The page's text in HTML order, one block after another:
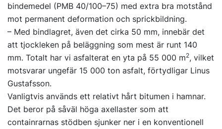
bindemedel (PMB 40/100–75) med extra bra motstånd
mot permanent deformation och sprickbildning.
– Med bindlagret, även det cirka 50 mm, innebär det
att tjockleken på beläggning som mest är runt 140
mm. Totalt har vi asfalterat en yta på 55 000 m2, vilket
motsvarar ungefär 15 000 ton asfalt, förtydligar Linus
Gustafsson.
Vanligtvis används ett relativt hårt bitumen i hamnar.
Det beror på såväl höga axellaster som att
containrarnas stödben sjunker ner i en konventionell